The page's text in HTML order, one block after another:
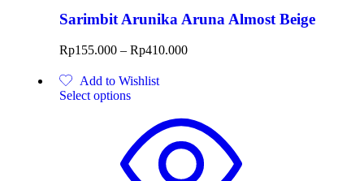
Sarimbit Arunika Aruna Almost Beige
Rp155.000 – Rp410.000
Add to Wishlist
Select options